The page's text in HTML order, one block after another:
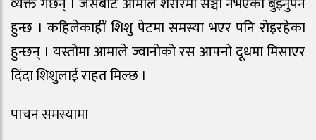
हुन्छ । कहिलेकाहीं शिशु पेटमा समस्या भएर पनि रोइरहेका
हुन्छन् । यस्तोमा आमाले ज्वानोको रस आफ्नो दूधमा मिसाएर
दिंदा शिशुलाई राहत मिल्छ ।
पाचन समस्यामा